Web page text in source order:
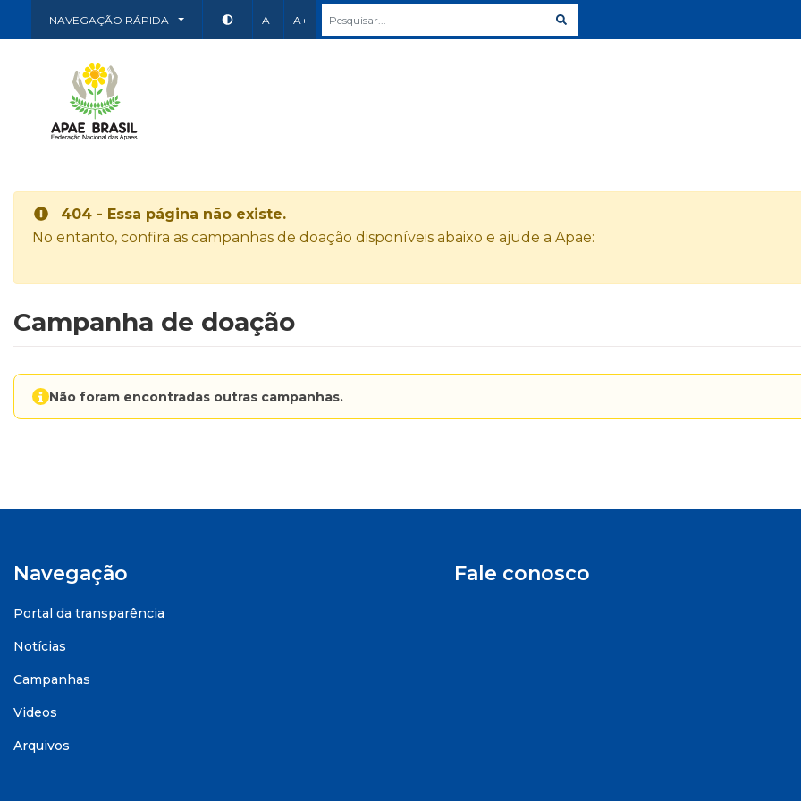
NAVEGAÇÃO RÁPIDA A- A+
404 - Essa página não existe.
No entanto, confira as campanhas de doação disponíveis abaixo e ajude a Apae:
Campanha de doação
Não foram encontradas outras campanhas.
Navegação
Portal da transparência
Notícias
Campanhas
Videos
Arquivos
Fale conosco